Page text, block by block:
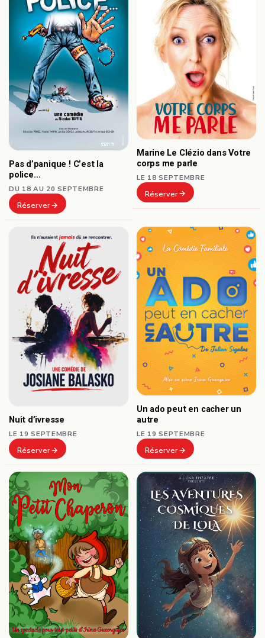
Pas d’panique ! C’est la
police…
DU 18 AU 20 SEPTEMBRE
Réserver
Marine Le Clézio dans Votre
corps me parle
LE 18 SEPTEMBRE
Réserver
Nuit d’ivresse
LE 19 SEPTEMBRE
Réserver
Un ado peut en cacher un
autre
LE 19 SEPTEMBRE
Réserver